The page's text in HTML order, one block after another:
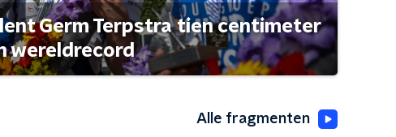
Germ Terpstra tien centimeter
wereldrecord
Alle fragmenten